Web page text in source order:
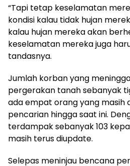
“Tapi tetap keselamatan
kondisi kalau tidak hujan
kalau hujan mereka akan
keselamatan mereka juga
tandasnya.
Jumlah korban yang
pergerakan tanah sebanyak
ada empat orang yang masih
pencarian hingga saat ini.
terdampak sebanyak 103
masih terus diupdate.
Selepas meninjau bencana